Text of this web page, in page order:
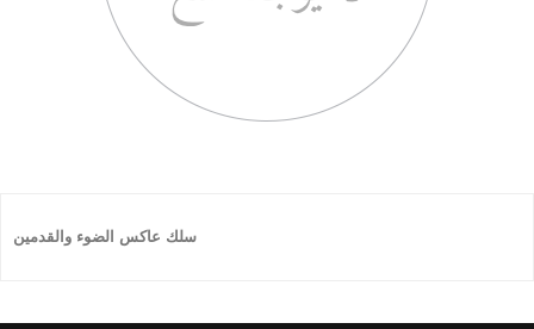
سلك عاكس الضوء والقدمين